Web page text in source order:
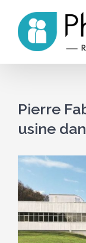
content
Pierre
usine
Voir
l'image
agrandie